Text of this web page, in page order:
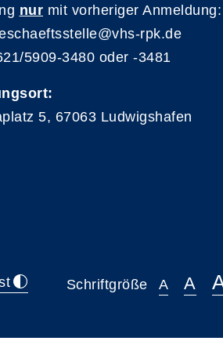
nur mit vorheriger Anmeldung:
rpk.de
5909-3480 oder -3481
5, 67063 Ludwigshafen
Schriftgröße A A